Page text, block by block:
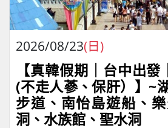
2026/08/23(日)
【真韓假期｜台中出
(不走人蔘、保肝）】~
步道、南怡島遊船、
洞、水族館、聖水洞